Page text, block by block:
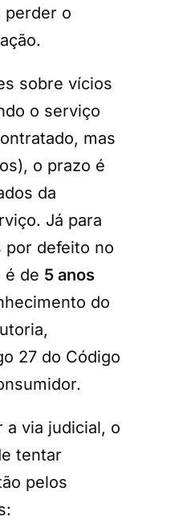
perder o
sobre vícios
o serviço
mas
o prazo é
da
Já para
por defeito no
é de 5 anos
do
27 do Código
a via judicial, o
tentar
pelos